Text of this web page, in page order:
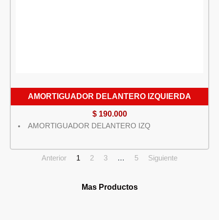
AMORTIGUADOR DELANTERO IZQUIERDA
$190.000
AMORTIGUADOR DELANTERO IZQ
Anterior 1 2 3 … 5 Siguiente
Mas Productos